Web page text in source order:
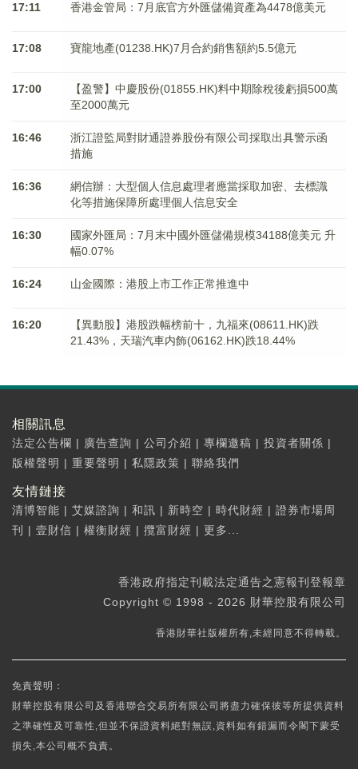
17:11 香港金管局：7月底官方外匯儲備資產為4478億美元
17:08 寶龍地產(01238.HK)7月合約銷售額約5.5億元
17:00
【盈警】中慶股份(01855.HK)料中期除稅後虧損500萬
至2000萬元
16:46
浙江證監局對財通證券股份有限公司採取出具警示函
措施
16:36
網信辦：大型個人信息處理者應當採取加密、去標識
化等措施保障所處理個人信息安全
16:30
國家外匯局：7月末中國外匯儲備規模34188億美元 升
幅0.07%
16:24 山金國際：港股上市工作正常推進中
16:20
【異動股】港股跌幅榜前十，九福來(08611.HK)跌
21.43%，天瑞汽車内飾(06162.HK)跌18.44%
相關訊息
法定公告欄 | 廣告查詢 | 公司介紹 | 專欄邀稿 | 投資者關係 |
版權聲明 | 重要聲明 | 私隱政策 | 聯絡我們
友情鏈接
清博智能 | 艾媒諮詢 | 和訊 | 新時空 | 時代財經 | 證券市場周
刊
| 壹財信 | 權衡財經 | 攬富財經 | 更多...
香港政府指定刊載法定通告之憲報刊登報章
Copyright © 1998 - 2026 財華控股有限公司
香港財華社版權所有,未經同意不得轉載。
免責聲明：
財華控股有限公司及香港聯合交易所有限公司將盡力確保彼等所提供資料
之準確性及可靠性,但並不保證資料絕對無誤,資料如有錯漏而令閣下蒙受
損失,本公司概不負責。